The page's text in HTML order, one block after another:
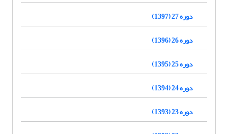
دوره 27 (1397)
دوره 26 (1396)
دوره 25 (1395)
دوره 24 (1394)
دوره 23 (1393)